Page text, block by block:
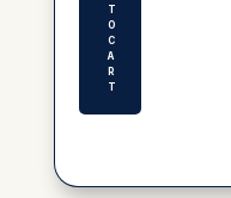
T
O
C
A
R
T